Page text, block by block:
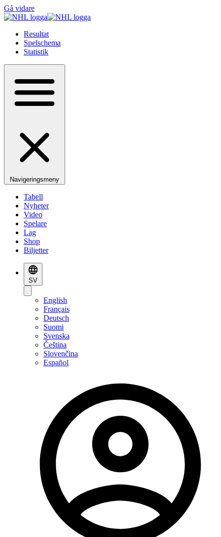
Gå vidare
Resultat
Spelschema
Statistik
Navigeringsmeny
Tabell
Nyheter
Video
Spelare
Lag
Shop
Biljetter
SV
English
Français
Deutsch
Suomi
Svenska
Čeština
Slovenčina
Español